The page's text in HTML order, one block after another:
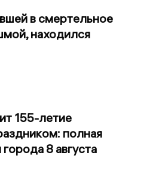
в смертельное
находился
155-летие
полная
8 августа